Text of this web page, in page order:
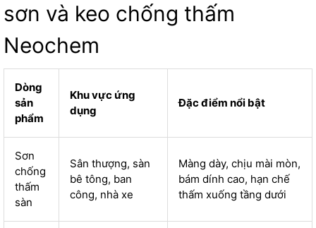
sơn và keo chống thấm
Neochem
Dòng
sản
phẩm
Khu vực ứng
dụng
Đặc điểm nổi bật
Sơn
chống
thấm
sàn
Sân thượng, sàn
bê tông, ban
công, nhà xe
Màng dày, chịu mài mòn,
bám dính cao, hạn chế
thấm xuống tầng dưới